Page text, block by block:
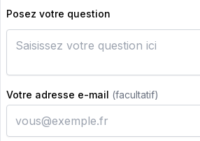
Posez votre question
Votre adresse e-mail (facultatif)